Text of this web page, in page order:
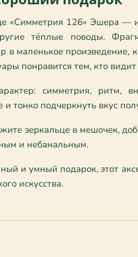
«Симметрия 126» Эшера —
тёплые поводы.
в маленькое произведение,
понравится тем, кто
симметрия, ритм,
и тонко подчеркнуть вкус
зеркальце в мешочек,
и небанальным.
и умный подарок, этот
искусства.